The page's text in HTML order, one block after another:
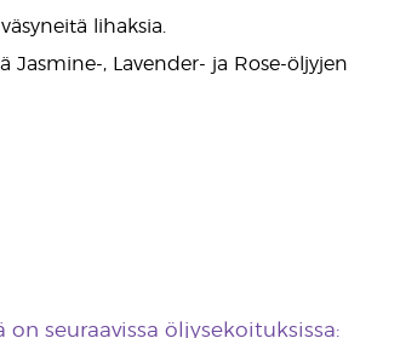
lihaksia.
Jasmine-, Lavender- ja Rose-öljyjen
on seuraavissa öljysekoituksissa: